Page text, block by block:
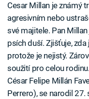
Cesar Millan je známý
agresivním nebo
své majitele. Pan
psích duší. Zjišťuje,
protože je nejistý.
soužití pro celou
César Felipe Millán
Perrero), se narodil 27.